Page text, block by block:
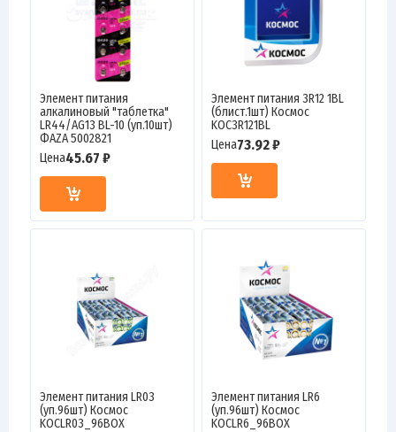
Элемент питания
алкалиновый "таблетка"
LR44/AG13 BL-10 (уп.10шт)
ФАZА 5002821
Цена45.67 ₽
Элемент питания 3R12 1BL
(блист.1шт) Космос
KOC3R121BL
Цена73.92 ₽
Элемент питания LR03
(уп.96шт) Космос
KOCLR03_96BOX
Элемент питания LR6
(уп.96шт) Космос
KOCLR6_96BOX